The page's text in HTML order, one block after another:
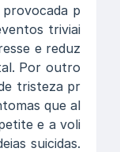
p
triviai
e reduz
Por outro
tristeza pr
que al
e a voli
suicidas.